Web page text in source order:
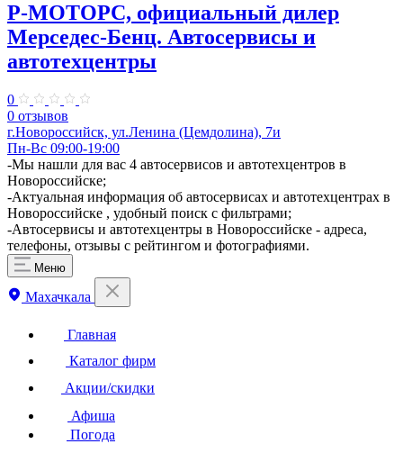
Р-МОТОРС, официальный дилер
Мерседес-Бенц. Автосервисы и
автотехцентры
0
0 отзывов
г.Новороссийск, ул.Ленина (Цемдолина), 7и
Пн-Вс 09:00-19:00
-Мы нашли для вас 4 автосервисов и автотехцентров в
Новороссийске;
-Актуальная информация об автосервисах и автотехцентрах в
Новороссийске , удобный поиск с фильтрами;
-Автосервисы и автотехцентры в Новороссийске - адреса,
телефоны, отзывы с рейтингом и фотографиями.
Меню
Махачкала
Главная
Каталог фирм
Акции/скидки
Афиша
Погода